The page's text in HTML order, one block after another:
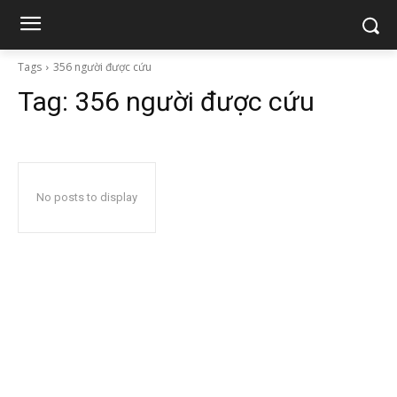
Tags 356 người được cứu
Tag: 356 người được cứu
No posts to display